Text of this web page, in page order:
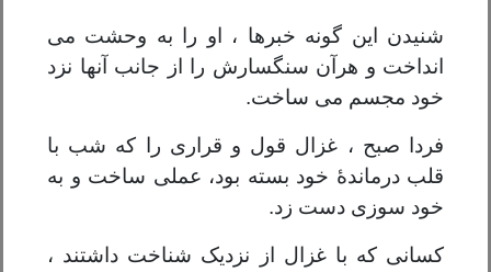
شنیدن این گونه خبرها ، او را به وحشت می
انداخت و هرآن سنگسارش را از جانب آنها نزد
خود مجسم می ساخت.
فردا صبح ، غزال قول و قراری را که شب با
قلب درماندۀ خود بسته بود، عملی ساخت و به
خود سوزی دست زد.
کسانی که با غزال از نزدیک شناخت داشتند ،